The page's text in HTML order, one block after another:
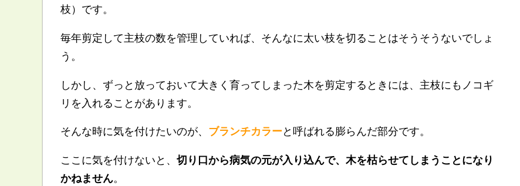
枝）です。
毎年剪定して主枝の数を管理していれば、そんなに太い枝を切ることはそうそうないでしょ
う。
しかし、ずっと放っておいて大きく育ってしまった木を剪定するときには、主枝にもノコギ
リを入れることがあります。
そんな時に気を付けたいのが、 ブランチカラーと呼ばれる膨らんだ部分です。
ここに気を付けないと、 切り口から病気の元が入り込んで、木を枯らせてしまうことになり
かねません。